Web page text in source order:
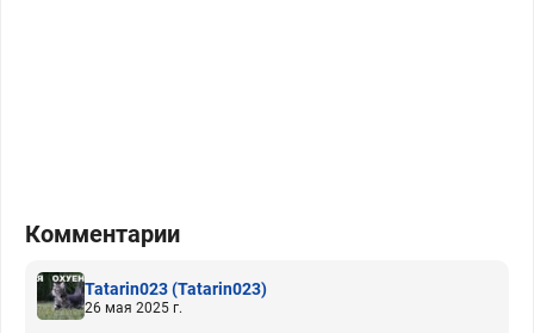
Комментарии
Tatarin023(Tatarin023)
26 мая 2025 г.